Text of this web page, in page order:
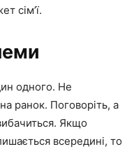
сім’ї.
одного. Не
ранок. Поговоріть, а
Якщо
всередині, то